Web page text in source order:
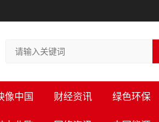
像中国 财经资讯 绿色环保